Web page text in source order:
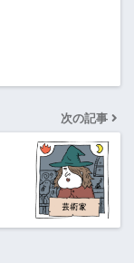
次の記事